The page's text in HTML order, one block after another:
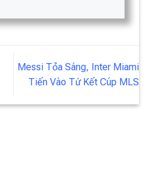
Messi Tỏa Sáng, Inter Miami
Tiến Vào Tứ Kết Cúp MLS